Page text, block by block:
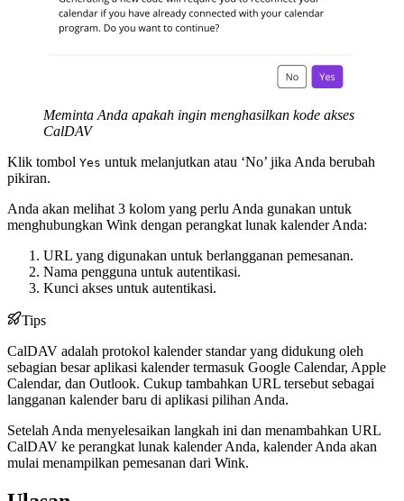
Meminta Anda apakah ingin menghasilkan kode akses
CalDAV
Klik tombol Yes untuk melanjutkan atau ‘No’ jika Anda berubah
pikiran.
Anda akan melihat 3 kolom yang perlu Anda gunakan untuk
menghubungkan Wink dengan perangkat lunak kalender Anda:
URL yang digunakan untuk berlangganan pemesanan.
Nama pengguna untuk autentikasi.
Kunci akses untuk autentikasi.
Tips
CalDAV adalah protokol kalender standar yang didukung oleh
sebagian besar aplikasi kalender termasuk Google Calendar, Apple
Calendar, dan Outlook. Cukup tambahkan URL tersebut sebagai
langganan kalender baru di aplikasi pilihan Anda.
Setelah Anda menyelesaikan langkah ini dan menambahkan URL
CalDAV ke perangkat lunak kalender Anda, kalender Anda akan
mulai menampilkan pemesanan dari Wink.